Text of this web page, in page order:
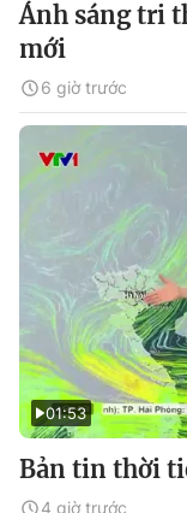
Ánh sáng tri
mới
6 giờ trước
01:53
Bản tin thời
4 giờ trước